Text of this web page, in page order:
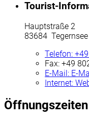
Tourist-
Hauptstraße 2
83684 Tegernsee
Telefon:
Fax: +49
E-Mail: E-
Internet:
Öffnungszeiten